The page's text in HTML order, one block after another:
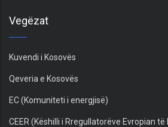
Vegëzat
Kuvendi i Kosovës
Qeveria e Kosovës
EC (Komuniteti i energjisë)
CEER (Këshilli i Rregullatorëve Evropian të